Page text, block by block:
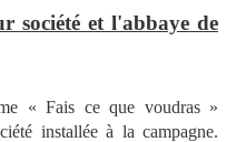
société et l'abbaye de
« Fais ce que voudras »
installée à la campagne.